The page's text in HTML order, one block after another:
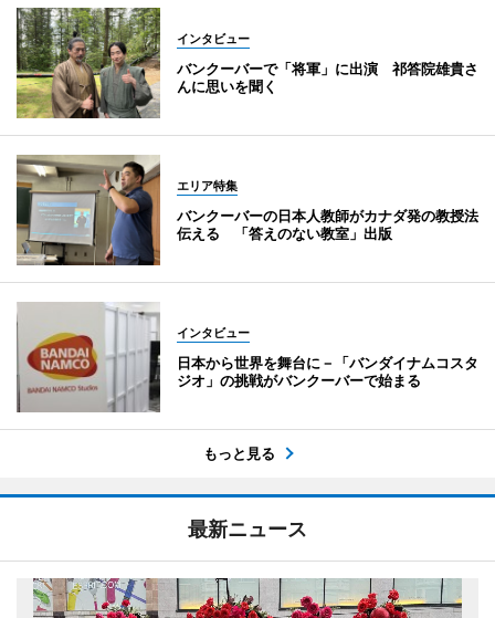
インタビュー
バンクーバーで「将軍」に出演 祁答院雄貴さ
んに思いを聞く
エリア特集
バンクーバーの日本人教師がカナダ発の教授法
伝える 「答えのない教室」出版
インタビュー
日本から世界を舞台に－「バンダイナムコスタ
ジオ」の挑戦がバンクーバーで始まる
もっと見る
最新ニュース